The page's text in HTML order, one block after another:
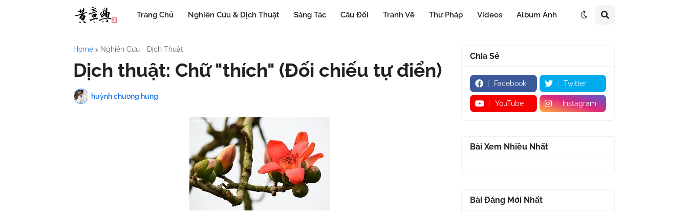
Trang Chủ Nghiên Cứu & Dịch Thuật Sáng Tác Câu Đối Tranh Vẽ Thư Pháp Videos Album Ảnh
Home Nghiên Cứu - Dịch Thuật
Dịch thuật: Chữ "thích" (Đối chiếu tự điển)
huỳnh chương hưng
Chia Sẻ
Facebook Twitter
YouTube Instagram
Bài Xem Nhiều Nhất
Bài Đăng Mới Nhất